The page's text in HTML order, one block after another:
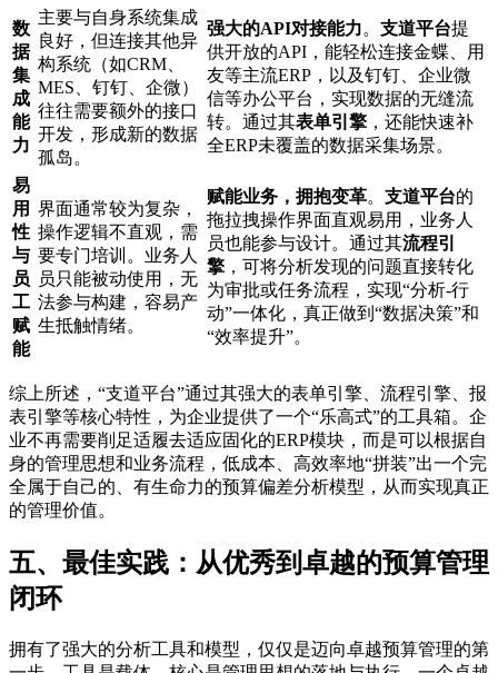
数
据
集
成
能
力
主要与自身系统集成
良好，但连接其他异
构系统（如CRM、
MES、钉钉、企微）
往往需要额外的接口
开发，形成新的数据
孤岛。
强大的API对接能力。 支道平台提
供开放的API，能轻松连接金蝶、用
友等主流ERP，以及钉钉、企业微
信等办公平台，实现数据的无缝流
转。通过其表单引擎 ，还能快速补
全ERP未覆盖的数据采集场景。
易
用
性
与
员
工
赋
能
界面通常较为复杂，
操作逻辑不直观，需
要专门培训。业务人
员只能被动使用，无
法参与构建，容易产
生抵触情绪。
赋能业务，拥抱变革。 支道平台的
拖拉拽操作界面直观易用，业务人
员也能参与设计。通过其流程引
擎 ，可将分析发现的问题直接转化
为审批或任务流程，实现“分析-行
动”一体化，真正做到“数据决策”和
“效率提升”。
综上所述，“支道平台”通过其强大的表单引擎、流程引擎、报
表引擎等核心特性，为企业提供了一个“乐高式”的工具箱。企
业不再需要削足适履去适应固化的ERP模块，而是可以根据自
身的管理思想和业务流程，低成本、高效率地“拼装”出一个完
全属于自己的、有生命力的预算偏差分析模型，从而实现真正
的管理价值。
五、最佳实践：从优秀到卓越的预算管理
闭环
拥有了强大的分析工具和模型，仅仅是迈向卓越预算管理的第